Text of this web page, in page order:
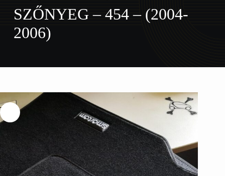
SZŐNYEG – 454 – (2004-
2006)